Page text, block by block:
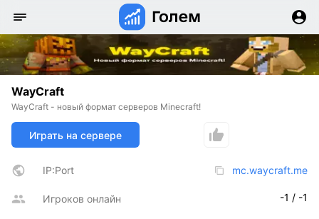
WayCraft
WayCraft - новый формат серверов Minecraft!
Играть на сервере
IP:Port mc.waycraft.me
Игроков онлайн -1 / -1